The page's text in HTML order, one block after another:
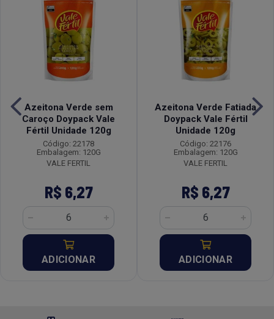
Azeitona Verde sem
Caroço Doypack Vale
Fértil Unidade 120g
Código: 22178
Embalagem: 120G
VALE FERTIL
R$ 6,27
ADICIONAR
Azeitona Verde Fatiada
Doypack Vale Fértil
Unidade 120g
Código: 22176
Embalagem: 120G
VALE FERTIL
R$ 6,27
ADICIONAR